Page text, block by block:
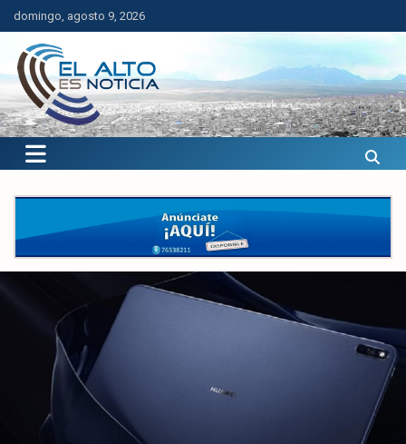
Saltar
al
contenido
domingo, agosto 9, 2026
El Alto es Noticia
Últimas noticias de El Alto, Bolivia y el mundo.